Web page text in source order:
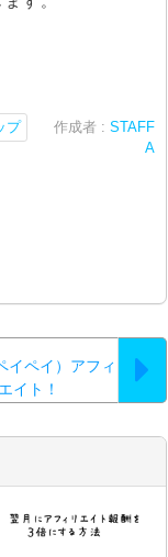
プ 作成者 : STAFF
A
イペイ）アフィ
イト！